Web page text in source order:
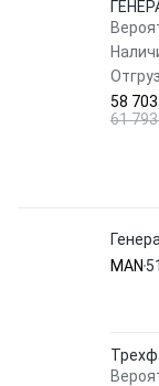
58
61
MAN